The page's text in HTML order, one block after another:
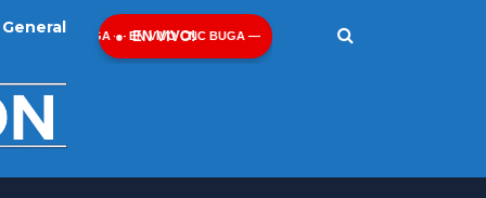
General EN VIVO!